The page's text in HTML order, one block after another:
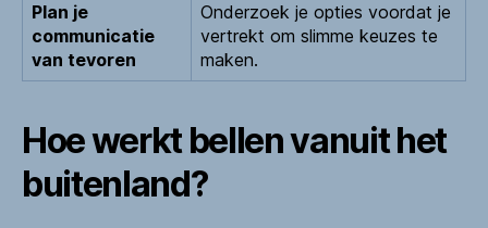
Plan je
communicatie
van tevoren
Onderzoek je opties voordat je
vertrekt om slimme keuzes te
maken.
Hoe werkt bellen vanuit het
buitenland?